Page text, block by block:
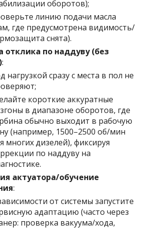
оборотов);
линию подачи масла
где предусмотрена видимость/
снята).
отклика по наддуву (без
:
нагрузкой сразу с места в пол не
короткие аккуратные
в диапазоне оборотов, где
обычно выходит в рабочую
(например, 1500–2500 об/мин
многих дизелей), фиксируя
по наддуву на
актуатора/обучение
:
от системы запустите
адаптацию (часто через
проверка вакуума/хода,